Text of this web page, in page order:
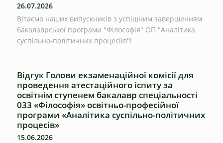
26.07.2026
Вітаємо наших випускників з успішним завершенням
бакалаврської програми "Філософія" ОП "Аналітика
суспільно-політичних процесіів"!
Відгук Голови екзаменаційної комісії для
проведення атестаційного іспиту за
освітнім ступенем бакалавр спеціальності
033 «Філософія» освітньо-професійної
програми «Аналітика суспільно-політичних
процесів»
15.06.2026